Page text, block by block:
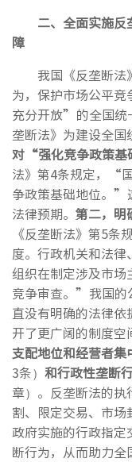
二、 全面实施反
障
我国《反垄断
为，保护市场公平
充分开放”的全国统
垄断法》为建设全国
对“强化竞争政策基
法》第4条规定，“
争政策基础地位。”
法律预期。 第二，明
《反垄断法》第5
度。行政机关和法
组织在制定涉及市
竞争审查。”我国的
直没有明确的法律
开了更广阔的制度空
支配地位和经营者集
3条） 和行政性垄断
章）。反垄断法的
割、限定交易、市
政府实施的行政指
断行为，从而助力全